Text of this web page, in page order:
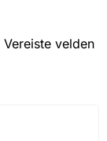
Vereiste velden